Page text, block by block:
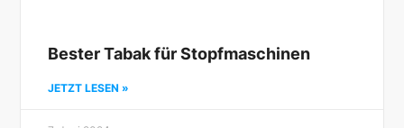
Bester Tabak für Stopfmaschinen
JETZT LESEN »